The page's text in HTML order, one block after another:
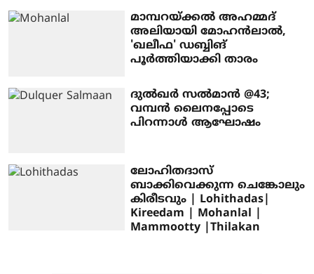
മാമ്പറയ്ക്കൽ അഹമ്മദ്
അലിയായി മോഹൻലാൽ,
'ഖലീഫ' ഡബ്ബിങ്
പൂർത്തിയാക്കി താരം
ദുൽഖർ സൽമാൻ @43;
വമ്പൻ ലൈനപ്പോടെ
പിറന്നാൾ ആഘോഷം
ലോഹിതദാസ്
ബാക്കിവെക്കുന്ന ചെങ്കോലും
കിരീടവും | Lohithadas|
Kireedam | Mohanlal |
Mammootty |Thilakan